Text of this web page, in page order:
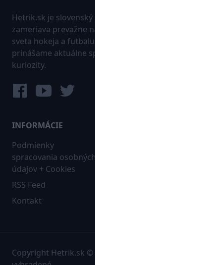
Hetrik.sk je slovenský športový portál, ktorý sa
zameriava prevažne na najnovšie informácie zo
sveta hokeja a futbalu. Pravidelne na dennej báze
prinášame aktuálne správy, góly, zaujímavosti a
kuriozity.
INFORMÁCIE
Podmienky
spracovania osobných
údajov + Cookies
RSS Feed
Kontakt
Copyright Hetrik.sk © 2026 Autorské práva sú